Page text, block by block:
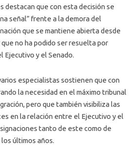
destacan que con esta decisión se
señal” frente a la demora del
que se mantiene abierta desde
no ha podido ser resuelta por
Ejecutivo y el Senado.
especialistas sostienen que con
la necesidad en el máximo tribunal
pero que también visibiliza las
en la relación entre el Ejecutivo y el
tanto de este como de
últimos años.